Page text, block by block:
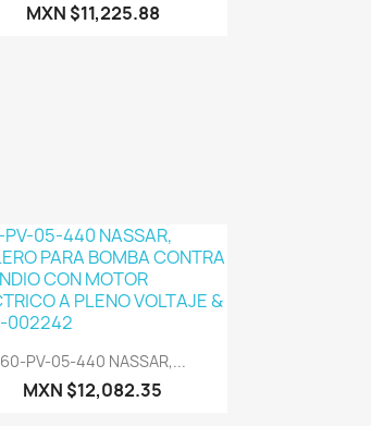
MXN $11,225.88
Vista rápida
60-PV-05-440 NASSAR,...
MXN $12,082.35